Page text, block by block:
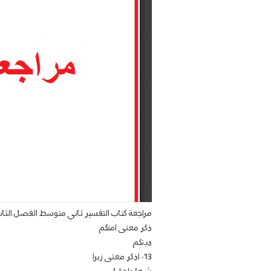
مراجعة كتاب التفسير ثاني متوسط الفصل
ذكر معنى امتكم
دينكم
13- اذكر معنى زبرا